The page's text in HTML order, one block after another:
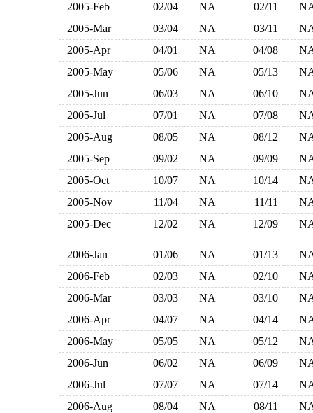
2005-Feb
02/04 NA 02/11
2005-Mar
03/04 NA 03/11
2005-Apr
04/01 NA 04/08
2005-May
05/06 NA 05/13
2005-Jun
06/03 NA 06/10
2005-Jul
07/01 NA 07/08
2005-Aug
08/05 NA 08/12
2005-Sep
09/02 NA 09/09
2005-Oct
10/07 NA 10/14
2005-Nov
11/04 NA 11/11
2005-Dec
12/02 NA 12/09
2006-Jan 01/06 NA 01/13
2006-Feb
02/03 NA 02/10
2006-Mar
03/03 NA 03/10
2006-Apr
04/07 NA 04/14
2006-May
05/05 NA 05/12
2006-Jun
06/02 NA 06/09
2006-Jul
07/07 NA 07/14
2006-Aug
08/04 NA 08/11